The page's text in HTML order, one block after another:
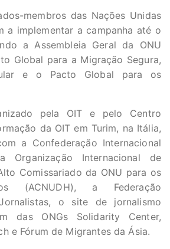
membros das Nações Unidas
a implementar a campanha até o
a Assembleia Geral da ONU
Global para a Migração Segura,
e o Pacto Global para os
pela OIT e pelo Centro
da OIT em Turim, na Itália,
a Confederação Internacional
Organização Internacional de
Comissariado da ONU para os
(ACNUDH), a Federação
o site de jornalismo
das ONGs Solidarity Center,
e Fórum de Migrantes da Ásia.